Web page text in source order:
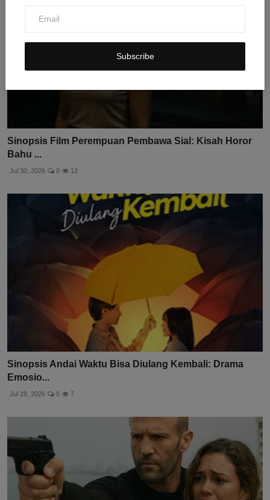
Subscribe
Sinopsis Film Perempuan Pembawa Sial: Kisah Horor
Bahu ...
Jul 30, 2026 0 12
Sinopsis Andai Waktu Bisa Diulang Kembali: Drama
Emosio...
Jul 28, 2026 0 7